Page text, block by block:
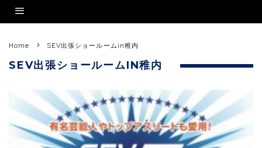
Home SEV出張ショールームin稚内
SEV出張ショールームIN稚内